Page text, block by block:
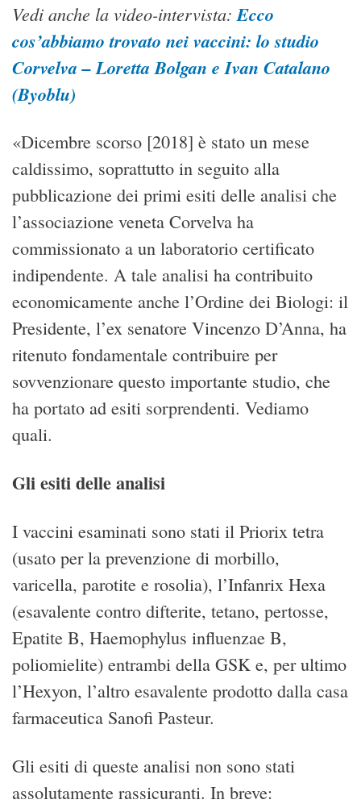
Vedi anche la video-intervista: Ecco
cos’abbiamo trovato nei vaccini: lo studio
Corvelva – Loretta Bolgan e Ivan Catalano
(Byoblu)
«Dicembre scorso [2018] è stato un mese
caldissimo, soprattutto in seguito alla
pubblicazione dei primi esiti delle analisi che
l’associazione veneta Corvelva ha
commissionato a un laboratorio certificato
indipendente. A tale analisi ha contribuito
economicamente anche l’Ordine dei Biologi: il
Presidente, l’ex senatore Vincenzo D’Anna, ha
ritenuto fondamentale contribuire per
sovvenzionare questo importante studio, che
ha portato ad esiti sorprendenti. Vediamo
quali.
Gli esiti delle analisi
I vaccini esaminati sono stati il Priorix tetra
(usato per la prevenzione di morbillo,
varicella, parotite e rosolia), l’Infanrix Hexa
(esavalente contro difterite, tetano, pertosse,
Epatite B, Haemophylus influenzae B,
poliomielite) entrambi della GSK e, per ultimo
l’Hexyon, l’altro esavalente prodotto dalla casa
farmaceutica Sanofi Pasteur.
Gli esiti di queste analisi non sono stati
assolutamente rassicuranti. In breve: